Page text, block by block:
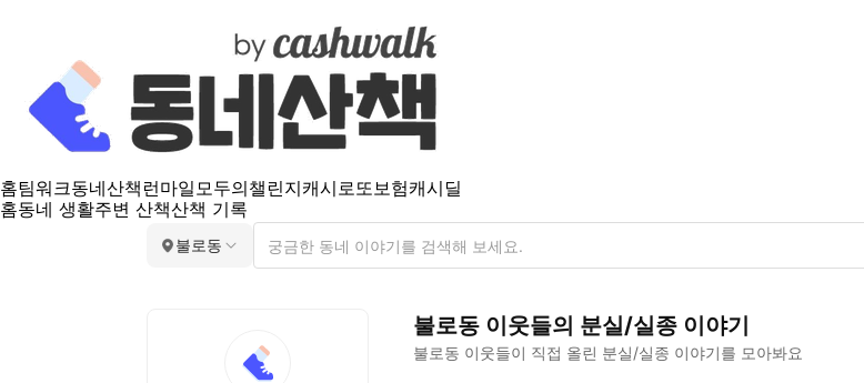
홈팀워크동네산책 런마일모두의챌린지캐시로또보험캐시딜
홈동네 생활주변 산책산책 기록
불로동
불로동 이웃들의 분실/실종 이야기
불로동 이웃들이 직접 올린 분실/실종 이야기를 모아봐요